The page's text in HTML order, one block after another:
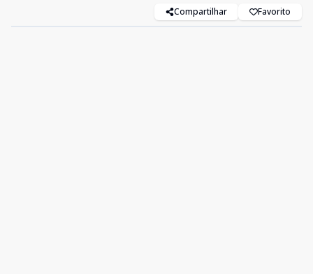
Compartilhar Favorito